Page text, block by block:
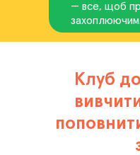
— все, щоб
захоплюючим.
Клуб